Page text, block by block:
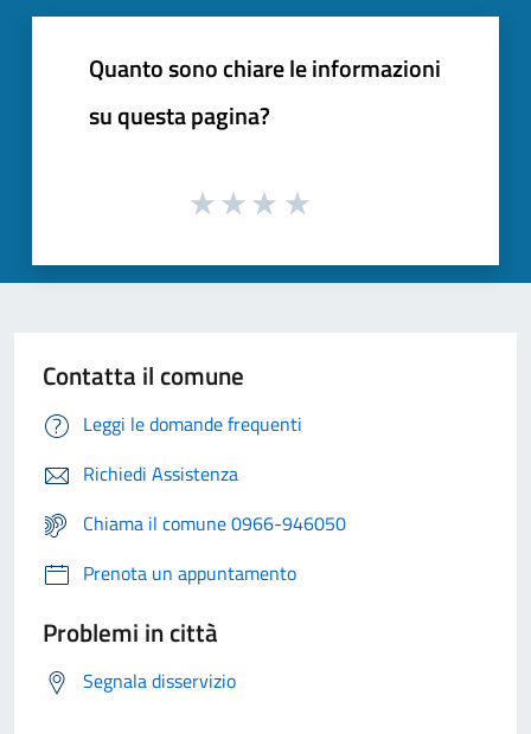
Quanto sono chiare le informazioni
su questa pagina?
Contatta il comune
Leggi le domande frequenti
Richiedi Assistenza
Chiama il comune 0966-946050
Prenota un appuntamento
Problemi in città
Segnala disservizio